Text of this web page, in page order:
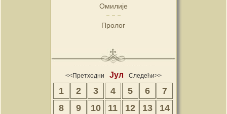
Омилије
Пролог
<<Претходни Јул Следећи>>
1 2 3 4 5 6
7
8
9 10 11 12 13
14